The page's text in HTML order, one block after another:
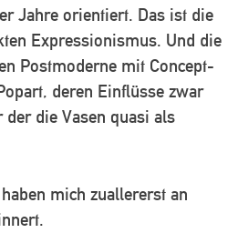
Jahre orientiert. Das ist die
Expressionismus. Und die
Postmoderne mit Concept-
deren Einflüsse zwar
die Vasen quasi als
mich zuallererst an